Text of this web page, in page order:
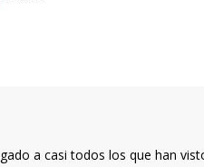
a casi todos los que han